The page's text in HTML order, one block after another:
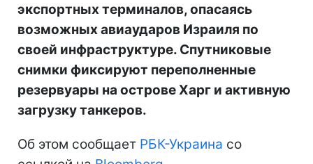
экспортных терминалов, опасаясь
возможных авиаударов Израиля по
своей инфраструктуре. Спутниковые
снимки фиксируют переполненные
резервуары на острове Харг и активную
загрузку танкеров.
Об этом сообщает РБК-Украина со